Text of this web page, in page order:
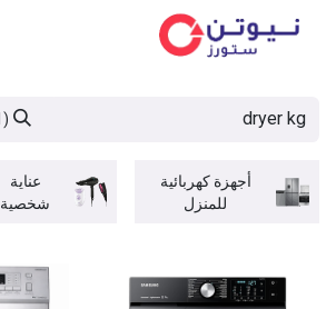
(21 النتائج)
أجهزة كهربائية
للمنزل
عناية
شخصية